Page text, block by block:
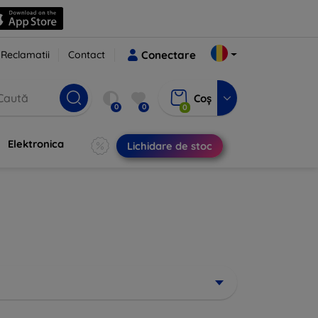
Reclamatii Contact Conectare
0 0 0
Coș
Elektronica Lichidare de stoc